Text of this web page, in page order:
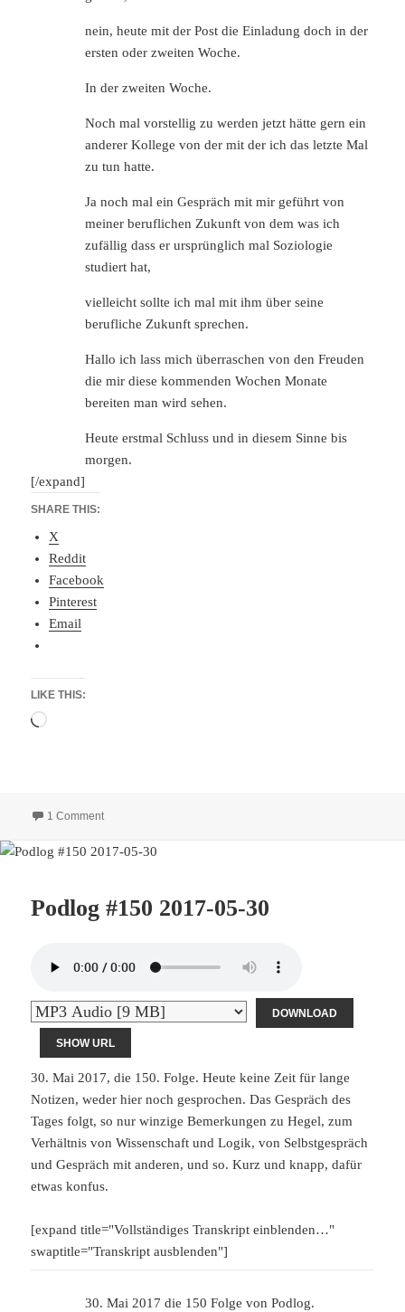
nein, heute mit der Post die Einladung doch in der
ersten oder zweiten Woche.
In der zweiten Woche.
Noch mal vorstellig zu werden jetzt hätte gern ein
anderer Kollege von der mit der ich das letzte Mal
zu tun hatte.
Ja noch mal ein Gespräch mit mir geführt von
meiner beruflichen Zukunft von dem was ich
zufällig dass er ursprünglich mal Soziologie
studiert hat,
vielleicht sollte ich mal mit ihm über seine
berufliche Zukunft sprechen.
Hallo ich lass mich überraschen von den Freuden
die mir diese kommenden Wochen Monate
bereiten man wird sehen.
Heute erstmal Schluss und in diesem Sinne bis
morgen.
[/expand]
SHARE THIS:
X
Reddit
Facebook
Pinterest
Email
LIKE THIS:
Loading…
1 Commenton Podlog #173 2017-06-22
Podlog #150 2017-05-30
DOWNLOAD
SHOW URL
30. Mai 2017, die 150. Folge. Heute keine Zeit für lange
Notizen, weder hier noch gesprochen. Das Gespräch des
Tages folgt, so nur winzige Bemerkungen zu Hegel, zum
Verhältnis von Wissenschaft und Logik, von Selbstgespräch
und Gespräch mit anderen, und so. Kurz und knapp, dafür
etwas konfus.
[expand title="Vollständiges Transkript einblenden…"
swaptitle="Transkript ausblenden"]
30. Mai 2017 die 150 Folge von Podlog.